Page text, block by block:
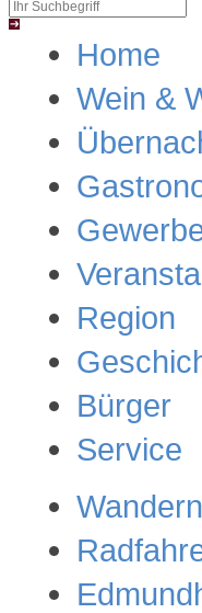
Home
Wein &
Region
Bürger
Service
Wandern